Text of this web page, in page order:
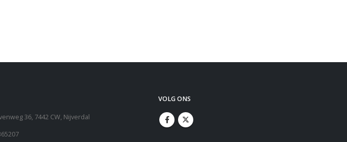
36, 7442 CW, Nijverdal
VOLG ONS